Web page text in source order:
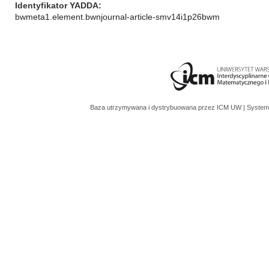
Identyfikator YADDA
bwmeta1.element.bwnjournal-article-smv14i1p26bwm
Baza utrzymywana i dystrybuowana przez ICM UW |